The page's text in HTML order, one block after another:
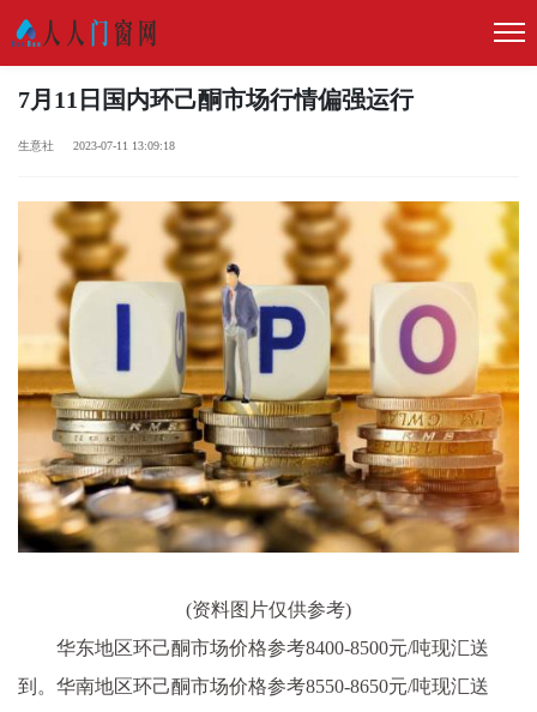
7月11日国内环己酮市场行情偏强运行
生意社 2023-07-11 13:09:18
(资料图片仅供参考)
华东地区环己酮市场价格参考8400-8500元/吨现汇送
到。华南地区环己酮市场价格参考8550-8650元/吨现汇送